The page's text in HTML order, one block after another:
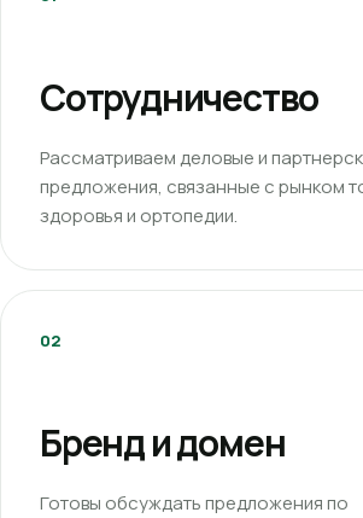
Сотрудничество
Рассматриваем деловые и
предложения, связанные с рынком
здоровья и ортопедии.
02
Бренд и домен
Готовы обсуждать предложения по